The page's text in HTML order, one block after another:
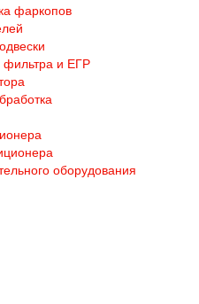
фаркопов
фильтра и ЕГР
оборудования